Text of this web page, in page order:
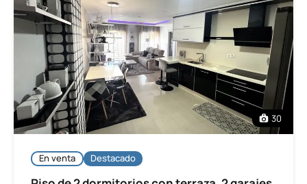
30
En venta Destacado